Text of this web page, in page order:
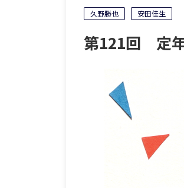
久野勝也 安田佳生
第121回 定